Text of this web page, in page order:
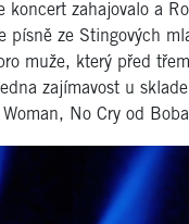
zahajovalo a
písně ze Stingových
muže, který před
zajímavost u
No Cry od